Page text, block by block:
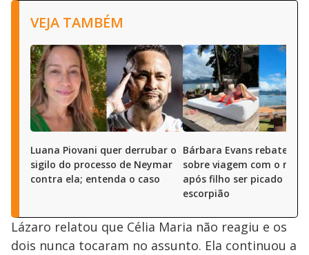
VEJA TAMBÉM
Luana Piovani quer derrubar o
sigilo do processo de Neymar
contra ela; entenda o caso
Bárbara Evans rebate
sobre viagem com o
após filho ser picado por
escorpião
Lázaro relatou que Célia Maria não reagiu e os
dois nunca tocaram no assunto. Ela continuou a